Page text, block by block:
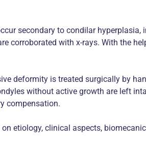
secondary to condilar
corroborated with x-rays. With the
deformity is treated surgically by
without active growth are left
compensation.
etiology, clinical aspects,